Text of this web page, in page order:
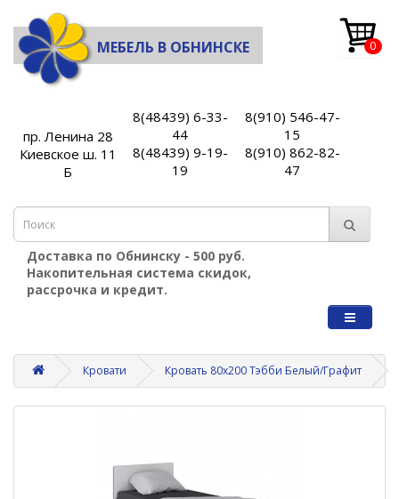
МЕБЕЛЬ В ОБНИНСКЕ 0
пр. Ленина 28
Киевское ш. 11
Б
8(48439) 6-33-
44
8(48439) 9-19-
19
8(910) 546-47-
15
8(910) 862-82-
47
Доставка по Обнинску - 500 руб.
Накопительная система скидок,
рассрочка и кредит.
Кровати Кровать 80х200 Тэбби Белый/Графит